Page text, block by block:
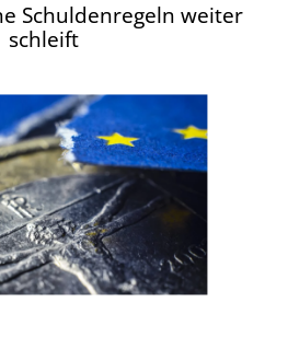
Schuldenregeln weiter
schleift